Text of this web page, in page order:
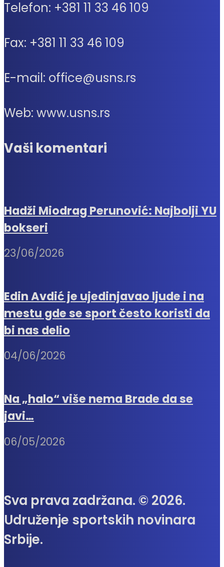
Telefon: +381 11 33 46 109
Fax: +381 11 33 46 109
E-mail: office@usns.rs
Web: www.usns.rs
Vaši komentari
Hadži Miodrag Perunović: Najbolji YU
bokseri
23/06/2026
Edin Avdić je ujedinjavao ljude i na
mestu gde se sport često koristi da
bi nas delio
04/06/2026
Na „halo“ više nema Brade da se
javi…
06/05/2026
Sva prava zadržana. © 2026.
Udruženje sportskih novinara
Srbije.